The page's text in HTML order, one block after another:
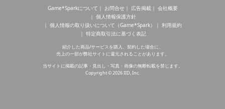
Game*Sparkについて お問合せ 広告掲載
会社概要
個人情報保護方針
個人情報の取り扱いについて（Game*Spark）
利用規約
特定商取引法に基づく表記
紹介した商品/サービスを購入、契約した場合に、
売上の一部が弊社サイトに還元されることがあります。
当サイトに掲載の記事・見出し・写真・画像の無断転載を禁じます。
Copyright © 2026 IID, Inc.